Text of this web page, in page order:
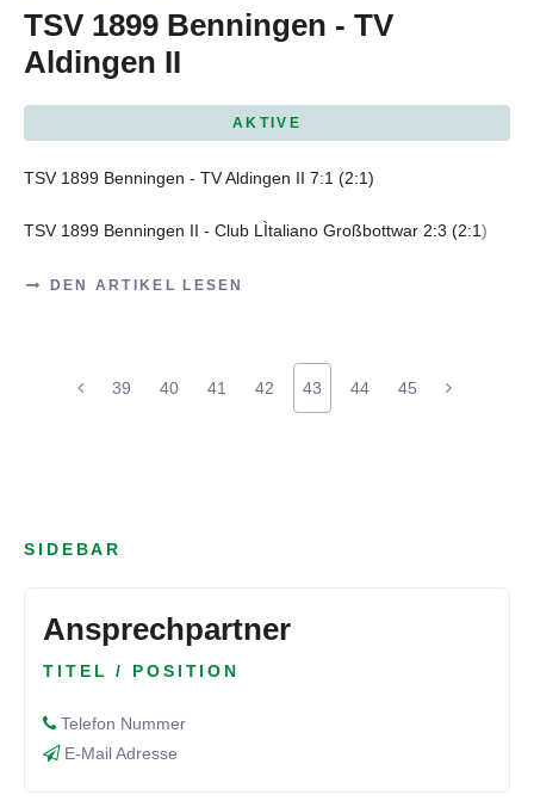
TSV 1899 Benningen - TV
Aldingen II
AKTIVE
TSV 1899 Benningen - TV Aldingen II 7:1 (2:1)
TSV 1899 Benningen II - Club LÌtaliano Großbottwar 2:3 (2:1)
DEN ARTIKEL LESEN
39 40 41 42 43 44 45
SIDEBAR
Ansprechpartner
TITEL / POSITION
Telefon Nummer
E-Mail Adresse